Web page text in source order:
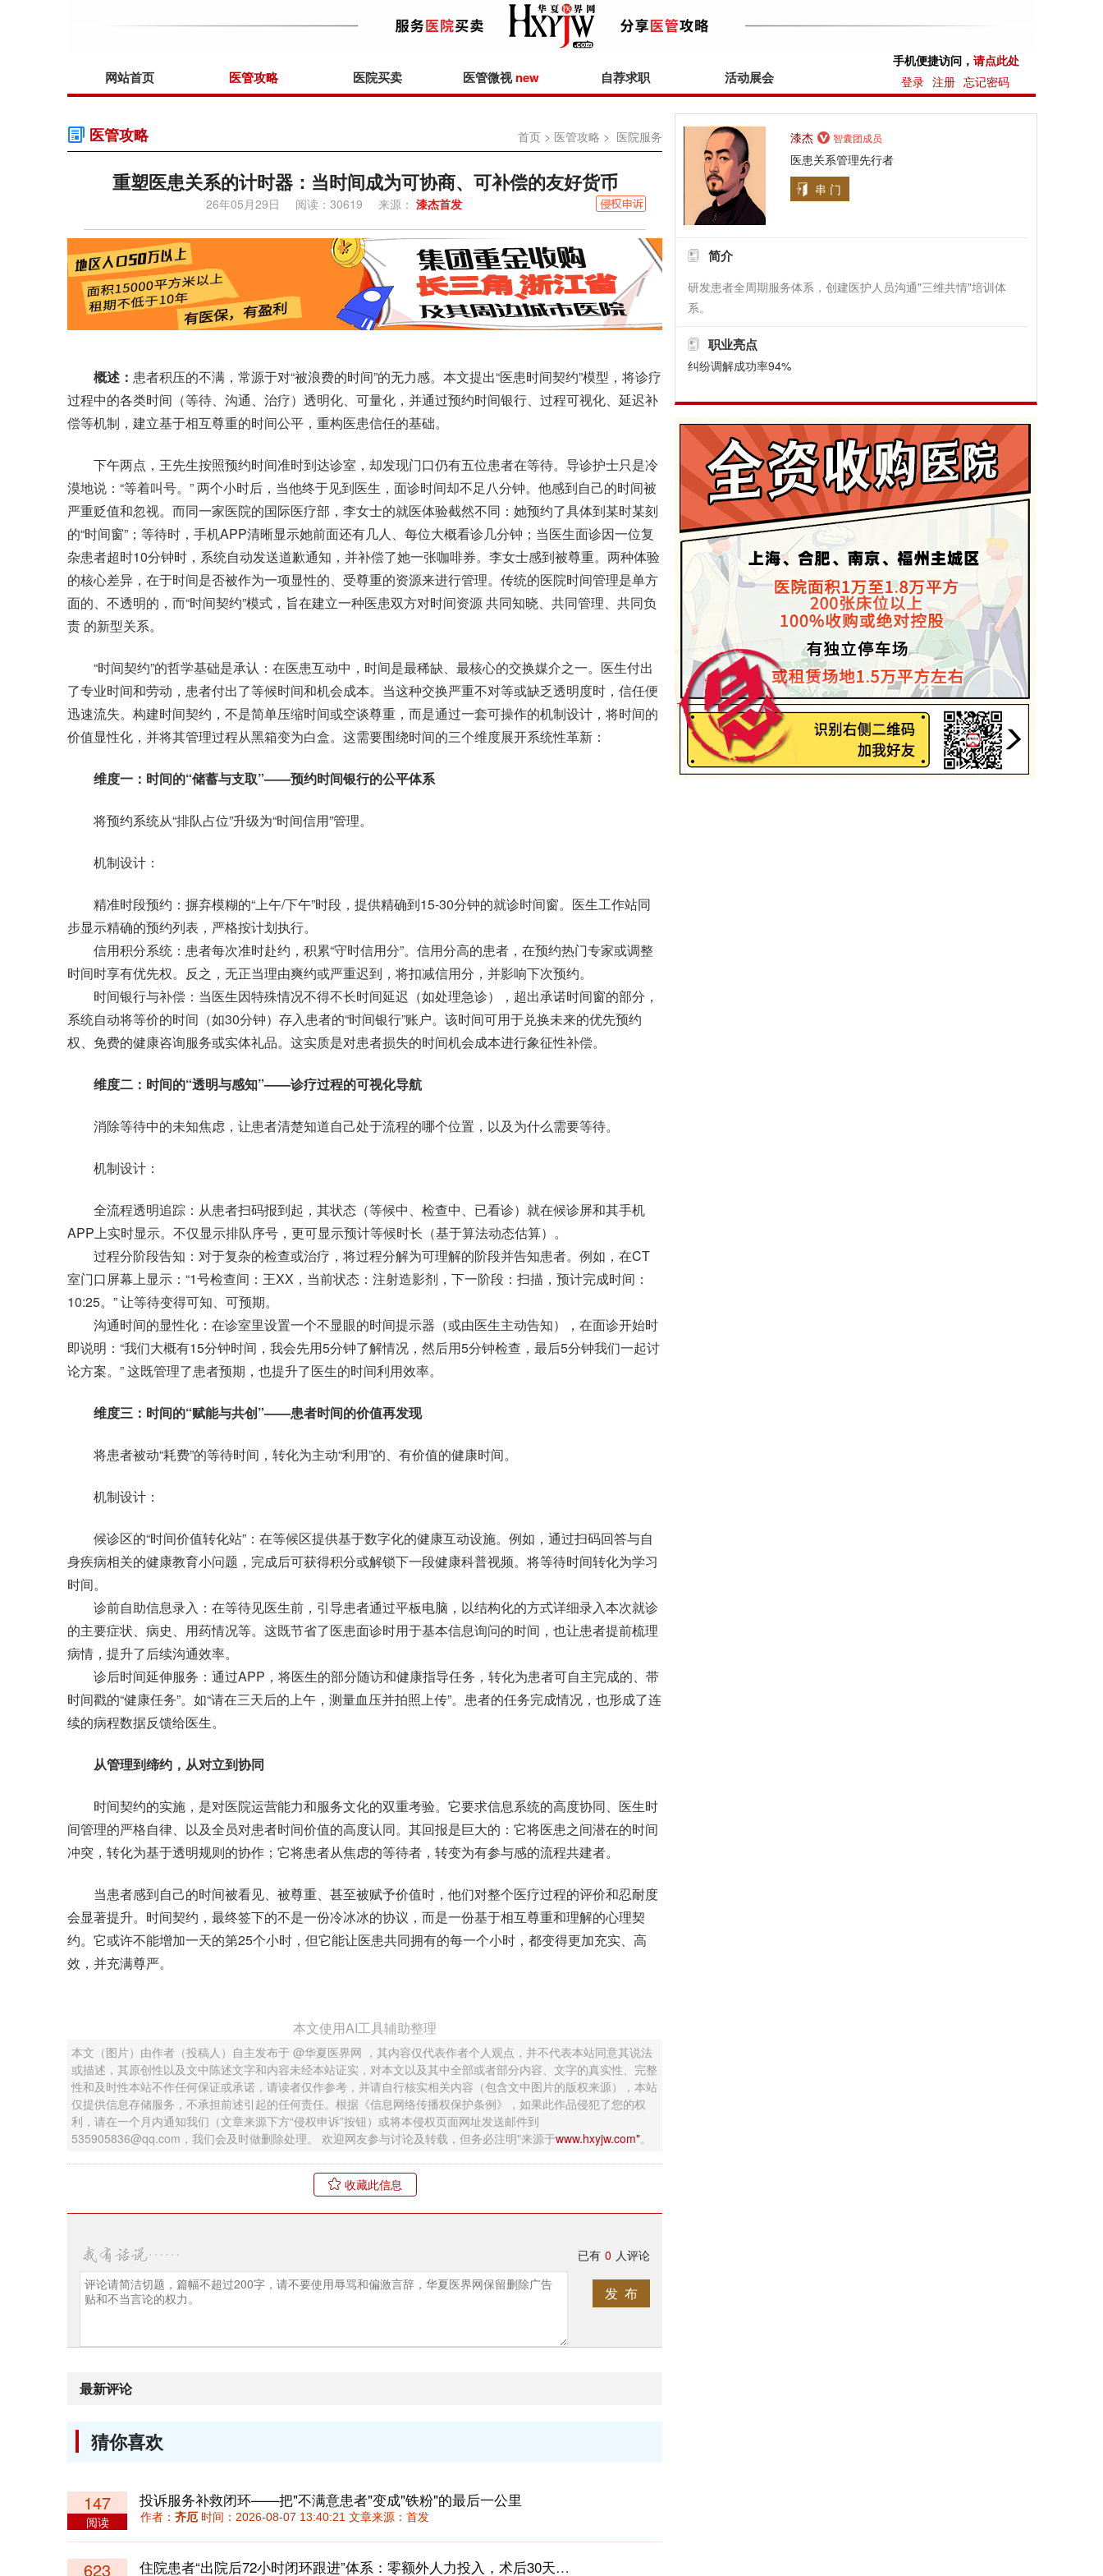
网站首页 医管攻略 医院买卖 医管微视new 自荐求职 活动展会
手机便捷访问， 请点此处
登录 注册 忘记密码
医管攻略 首页 > 医管攻略 > 医院服务
重塑医患关系的计时器：当时间成为可协商、可补偿的友好货币
26年05月29日 阅读：30619 来源： 漆杰首发
概述： 患者积压的不满，常源于对“被浪费的时间”的无力感。本文提出“医患时间契约”模型，将诊疗
过程中的各类时间（等待、沟通、治疗）透明化、可量化，并通过预约时间银行、过程可视化、延迟补
偿等机制，建立基于相互尊重的时间公平，重构医患信任的基础。
下午两点，王先生按照预约时间准时到达诊室，却发现门口仍有五位患者在等待。导诊护士只是冷
漠地说：“等着叫号。” 两个小时后，当他终于见到医生，面诊时间却不足八分钟。他感到自己的时间被
严重贬值和忽视。而同一家医院的国际医疗部，李女士的就医体验截然不同：她预约了具体到某时某刻
的“时间窗”；等待时，手机APP清晰显示她前面还有几人、每位大概看诊几分钟；当医生面诊因一位复
杂患者超时10分钟时，系统自动发送道歉通知，并补偿了她一张咖啡券。李女士感到被尊重。两种体验
的核心差异，在于时间是否被作为一项显性的、受尊重的资源来进行管理。传统的医院时间管理是单方
面的、不透明的，而“时间契约”模式，旨在建立一种医患双方对时间资源 共同知晓、共同管理、共同负
责 的新型关系。
“时间契约”的哲学基础是承认：在医患互动中，时间是最稀缺、最核心的交换媒介之一。医生付出
了专业时间和劳动，患者付出了等候时间和机会成本。当这种交换严重不对等或缺乏透明度时，信任便
迅速流失。构建时间契约，不是简单压缩时间或空谈尊重，而是通过一套可操作的机制设计，将时间的
价值显性化，并将其管理过程从黑箱变为白盒。这需要围绕时间的三个维度展开系统性革新：
维度一：时间的“储蓄与支取”——预约时间银行的公平体系
将预约系统从“排队占位”升级为“时间信用”管理。
机制设计：
精准时段预约：摒弃模糊的“上午/下午”时段，提供精确到15-30分钟的就诊时间窗。医生工作站同
步显示精确的预约列表，严格按计划执行。
信用积分系统：患者每次准时赴约，积累“守时信用分”。信用分高的患者，在预约热门专家或调整
时间时享有优先权。反之，无正当理由爽约或严重迟到，将扣减信用分，并影响下次预约。
时间银行与补偿：当医生因特殊情况不得不长时间延迟（如处理急诊），超出承诺时间窗的部分，
系统自动将等价的时间（如30分钟）存入患者的“时间银行”账户。该时间可用于兑换未来的优先预约
权、免费的健康咨询服务或实体礼品。这实质是对患者损失的时间机会成本进行象征性补偿。
维度二：时间的“透明与感知”——诊疗过程的可视化导航
消除等待中的未知焦虑，让患者清楚知道自己处于流程的哪个位置，以及为什么需要等待。
机制设计：
全流程透明追踪：从患者扫码报到起，其状态（等候中、检查中、已看诊）就在候诊屏和其手机
APP上实时显示。不仅显示排队序号，更可显示预计等候时长（基于算法动态估算）。
过程分阶段告知：对于复杂的检查或治疗，将过程分解为可理解的阶段并告知患者。例如，在CT
室门口屏幕上显示：“1号检查间：王XX，当前状态：注射造影剂，下一阶段：扫描，预计完成时间：
10:25。” 让等待变得可知、可预期。
沟通时间的显性化：在诊室里设置一个不显眼的时间提示器（或由医生主动告知），在面诊开始时
即说明：“我们大概有15分钟时间，我会先用5分钟了解情况，然后用5分钟检查，最后5分钟我们一起讨
论方案。” 这既管理了患者预期，也提升了医生的时间利用效率。
维度三：时间的“赋能与共创”——患者时间的价值再发现
将患者被动“耗费”的等待时间，转化为主动“利用”的、有价值的健康时间。
机制设计：
候诊区的“时间价值转化站”：在等候区提供基于数字化的健康互动设施。例如，通过扫码回答与自
身疾病相关的健康教育小问题，完成后可获得积分或解锁下一段健康科普视频。将等待时间转化为学习
时间。
诊前自助信息录入：在等待见医生前，引导患者通过平板电脑，以结构化的方式详细录入本次就诊
的主要症状、病史、用药情况等。这既节省了医患面诊时用于基本信息询问的时间，也让患者提前梳理
病情，提升了后续沟通效率。
诊后时间延伸服务：通过APP，将医生的部分随访和健康指导任务，转化为患者可自主完成的、带
时间戳的“健康任务”。如“请在三天后的上午，测量血压并拍照上传”。患者的任务完成情况，也形成了连
续的病程数据反馈给医生。
从管理到缔约，从对立到协同
时间契约的实施，是对医院运营能力和服务文化的双重考验。它要求信息系统的高度协同、医生时
间管理的严格自律、以及全员对患者时间价值的高度认同。其回报是巨大的：它将医患之间潜在的时间
冲突，转化为基于透明规则的协作；它将患者从焦虑的等待者，转变为有参与感的流程共建者。
当患者感到自己的时间被看见、被尊重、甚至被赋予价值时，他们对整个医疗过程的评价和忍耐度
会显著提升。时间契约，最终签下的不是一份冷冰冰的协议，而是一份基于相互尊重和理解的心理契
约。它或许不能增加一天的第25个小时，但它能让医患共同拥有的每一个小时，都变得更加充实、高
效，并充满尊严。
本文使用AI工具辅助整理
本文（图片）由作者（投稿人）自主发布于 @华夏医界网 ，其内容仅代表作者个人观点，并不代表本站同意其说法
或描述，其原创性以及文中陈述文字和内容未经本站证实，对本文以及其中全部或者部分内容、文字的真实性、完整
性和及时性本站不作任何保证或承诺，请读者仅作参考，并请自行核实相关内容（包含文中图片的版权来源），本站
仅提供信息存储服务，不承担前述引起的任何责任。根据《信息网络传播权保护条例》，如果此作品侵犯了您的权
利，请在一个月内通知我们（文章来源下方“侵权申诉”按钮）或将本侵权页面网址发送邮件到
535905836@qq.com，我们会及时做删除处理。 欢迎网友参与讨论及转载，但务必注明"来源于www.hxyjw.com"。
收藏此信息
已有 0 人评论
发 布
最新评论
猜你喜欢
147
阅读
投诉服务补救闭环——把"不满意患者"变成"铁粉"的最后一公里
作者：齐厄 时间：2026-08-07 13:40:21 文章来源：首发
623 住院患者“出院后72小时闭环跟进”体系：零额外人力投入，术后30天返诊率下降22%
漆杰 智囊团成员
医患关系管理先行者
串 门
简介
研发患者全周期服务体系，创建医护人员沟通"三维共情"培训体
系。
职业亮点
纠纷调解成功率94%